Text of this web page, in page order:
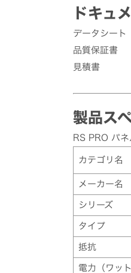
ドキュ
データシート
品質保証書
見積書
製品ス
RS PRO パ
カテゴリ名
メーカー名
シリーズ
タイプ
抵抗
電力（ワット